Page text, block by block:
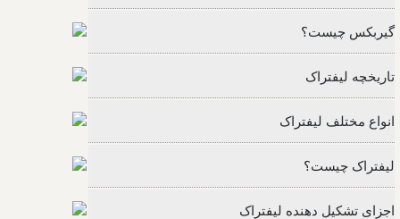
گیربکس چیست؟
تاریخچه لیفتراک
انواع مختلف لیفتراک
لیفتراک چیست؟
اجزای تشکیل دهنده لیفتراک